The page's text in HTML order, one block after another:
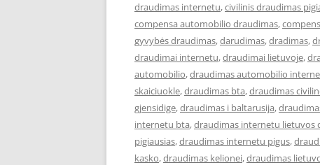
draudimas internetu,civilinis draudimas
compensa automobilio draudimas,
gyvybės draudimas,darudimas,dradimas,
draudimai internetu,draudimai lietuvoje,
automobilio,draudimas automobilio
skaiciuokle,draudimas bta,draudimas
gjensidige,draudimas i baltarusija,
internetu bta,draudimas internetu lietuvos
pigiausias,draudimas internetu pigus,
kasko,draudimas kelionei,draudimas